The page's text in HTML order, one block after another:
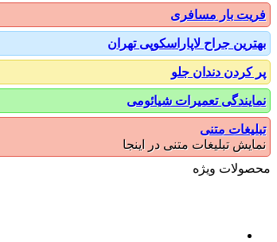
فریت بار مسافری
بهترین جراح لاپاراسکوپی تهران
پر کردن دندان جلو
نمایندگی تعمیرات شیائومی
تبلیغات متنی
نمایش تبلیغات متنی در اینجا
محصولات ویژه